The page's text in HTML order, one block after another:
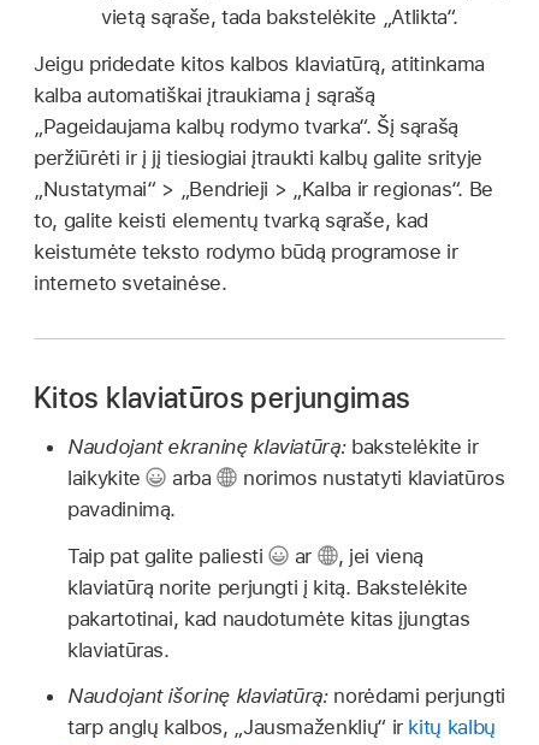
vietą sąraše, tada bakstelėkite „Atlikta“.
Jeigu pridedate kitos kalbos klaviatūrą, atitinkama
kalba automatiškai įtraukiama į sąrašą
„Pageidaujama kalbų rodymo tvarka“. Šį sąrašą
peržiūrėti ir į jį tiesiogiai įtraukti kalbų galite srityje
„Nustatymai“ > „Bendrieji > „Kalba ir regionas“. Be
to, galite keisti elementų tvarką sąraše, kad
keistumėte teksto rodymo būdą programose ir
interneto svetainėse.
Kitos klaviatūros perjungimas
Naudojant ekraninę klaviatūrą: bakstelėkite ir
laikykite
arba
norimos nustatyti klaviatūros
pavadinimą.
Taip pat galite paliesti
ar , jei vieną
klaviatūrą norite perjungti į kitą. Bakstelėkite
pakartotinai, kad naudotumėte kitas įjungtas
klaviatūras.
Naudojant išorinę klaviatūrą: norėdami perjungti
tarp anglų kalbos, „Jausmaženklių“ ir kitų kalbų